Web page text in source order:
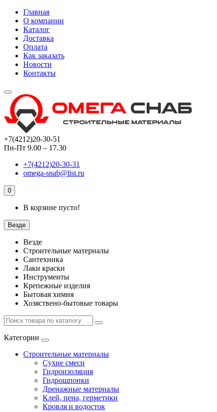
Главная
О компании
Каталог
Доставка
Оплата
Как заказать
Новости
Контакты
+7(4212)20-30-51
Пн-Пт 9.00 – 17.30
+7(4212)20-30-31
omega-snab@list.ru
0
В корзине пусто!
Везде
Везде
Строительные материалы
Сантехника
Лаки краски
Инструменты
Крепежные изделия
Бытовая химия
Хозяствено-бытовые товары
Категории
Строительные материалы
Сухие смеси
Гидроизоляция
Гидрошпонки
Дренажные материалы
Клей, пена, герметики
Кровля и водосток